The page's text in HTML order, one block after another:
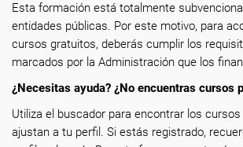
Esta formación está totalmente
entidades públicas. Por este motivo, para
cursos gratuitos, deberás cumplir los
marcados por la Administración que los
¿Necesitas ayuda? ¿No encuentras cursos
Utiliza el buscador para encontrar los
ajustan a tu perfil. Si estás registrado,